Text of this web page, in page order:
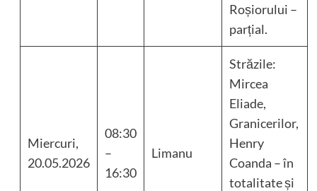
Roșiorului –
parțial.
Miercuri,
20.05.2026
08:30
–
16:30
Limanu
Străzile:
Mircea
Eliade,
Granicerilor,
Henry
Coanda – în
totalitate și